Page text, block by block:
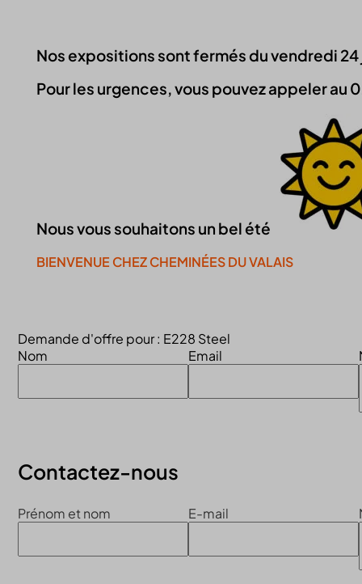
Nos expositions sont fermés du vendredi 24
Pour les urgences, vous pouvez appeler au
Nous vous souhaitons un bel été
BIENVENUE CHEZ CHEMINÉES DU VALAIS
Demande d'offre pour : E228 Steel
Nom
Email
Contactez-nous
Prénom et nom E-mail